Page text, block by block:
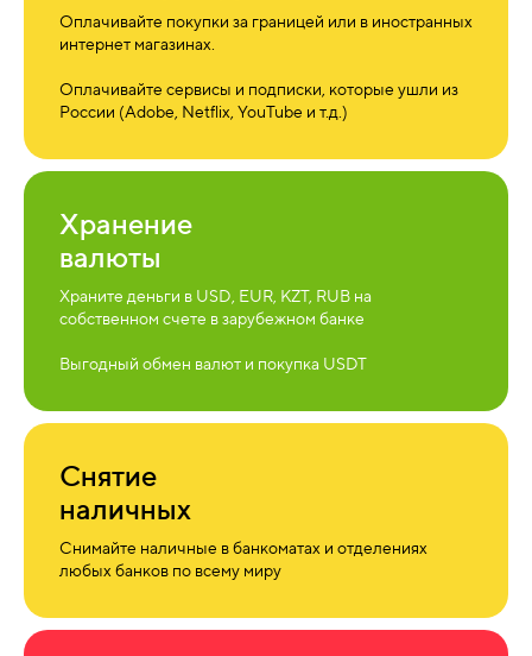
Оплачивайте покупки за границей или в иностранных
интернет магазинах.
Оплачивайте сервисы и подписки, которые ушли из
России (Adobe, Netflix, YouTube и т.д.)
Хранение
валюты
Храните деньги в USD, EUR, KZT, RUB на
собственном счете в зарубежном банке
Выгодный обмен валют и покупка USDT
Снятие
наличных
Снимайте наличные в банкоматах и отделениях
любых банков по всему миру